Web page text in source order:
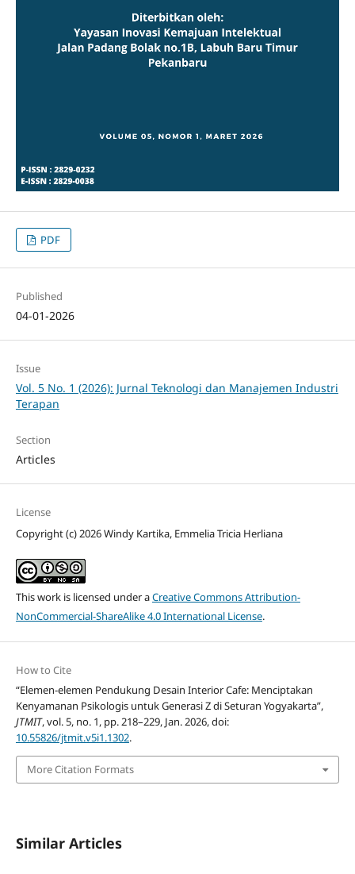
PDF
Published
04-01-2026
Issue
Vol. 5 No. 1 (2026): Jurnal Teknologi dan Manajemen Industri
Terapan
Section
Articles
License
Copyright (c) 2026 Windy Kartika, Emmelia Tricia Herliana
This work is licensed under aCreative Commons Attribution-
NonCommercial-ShareAlike 4.0 International License.
How to Cite
“Elemen-elemen Pendukung Desain Interior Cafe: Menciptakan
Kenyamanan Psikologis untuk Generasi Z di Seturan Yogyakarta”,
JTMIT, vol. 5, no. 1, pp. 218–229, Jan. 2026, doi:
10.55826/jtmit.v5i1.1302.
More Citation Formats
Similar Articles